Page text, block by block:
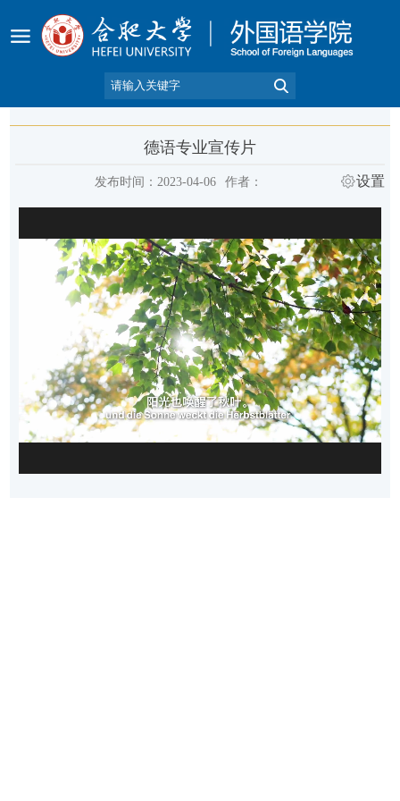
德语专业宣传片
发布时间：2023-04-06 作者： 设置